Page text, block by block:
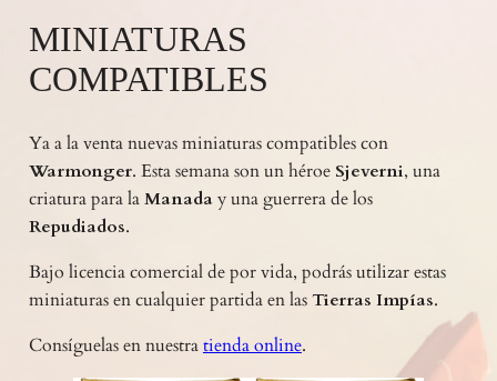
MINIATURAS
COMPATIBLES
Ya a la venta nuevas miniaturas compatibles con
Warmonger. Esta semana son un héroe Sjeverni, una
criatura para laManaday una guerrera de los
Repudiados.
Bajo licencia comercial de por vida, podrás utilizar estas
miniaturas en cualquier partida en lasTierras Impías.
Consíguelas en nuestratienda online.